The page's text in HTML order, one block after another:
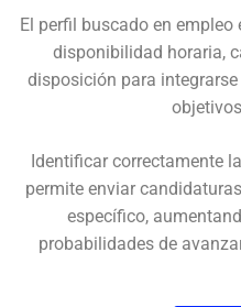
El perfil buscado en
disponibilidad horaria,
disposición para
Identificar correctamente
permite enviar
específico,
probabilidades de